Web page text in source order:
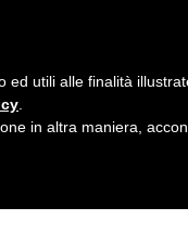
NEWS
ed utili alle finalità
in altra maniera,